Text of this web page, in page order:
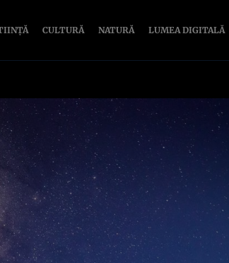
CULTURĂ NATURĂ LUMEA DIGITALĂ